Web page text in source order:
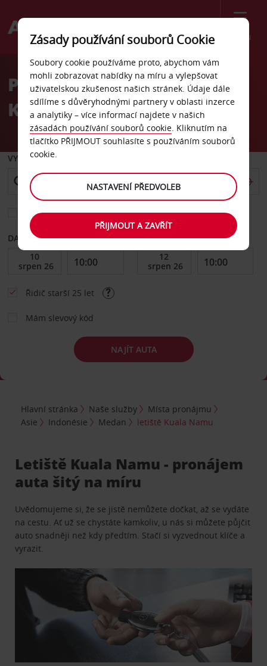
Menu
Welcome
AvisPronájem auta letiště
Kuala Namu
VYZVEDNOUT Z
Vyberte si jiné místo vrácení
DATUM OD DATUM DO
Řidič starší 25 let
Mám slevový kód
NAJÍT AUTA
Hlavní stránka Naše služby
Místa pronájmu
Asie
Indonésie Medan letiště Kuala Namu
Letiště Kuala Namu - pronájem
auta šitý na míru
Uvědomujeme si, že se jistě nemůžete dočkat, až se vydáte
na cestu. Ať už se chystáte kamkoliv, u nás si můžete půjčit
auto snadněji než kdy předtím. Stačí si vyzvednout klíče a
vyrazit.
Zásady používání souborů Cookie
Soubory cookie používáme proto, abychom vám
mohli zobrazovat nabídky na míru a vylepšovat
uživatelskou zkušenost našich stránek. Údaje dále
sdílíme s důvěryhodnými partnery v oblasti inzerce
a analytiky – více informací najdete v našich
zásadách používání souborů cookie. Kliknutím na
tlačítko PŘIJMOUT souhlasíte s používáním souborů
cookie.
NASTAVENÍ PŘEDVOLEB
PŘIJMOUT A ZAVŘÍT